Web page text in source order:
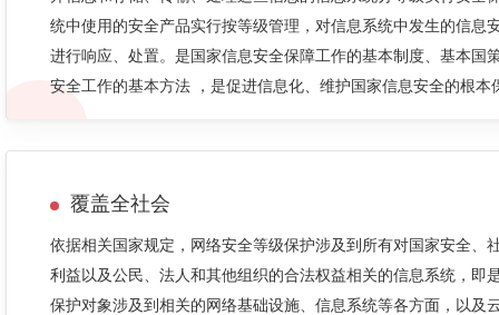
统中使用的安全产品实行按等级管理，对信息系统中发生的信息
进行响应、处置。是国家信息安全保障工作的基本制度、基本国
安全工作的基本方法 ，是促进信息化、维护国家信息安全的根本
覆盖全社会
依据相关国家规定，网络安全等级保护涉及到所有对国家安全、
利益以及公民、法人和其他组织的合法权益相关的信息系统，即
保护对象涉及到相关的网络基础设施、信息系统等各方面，以及